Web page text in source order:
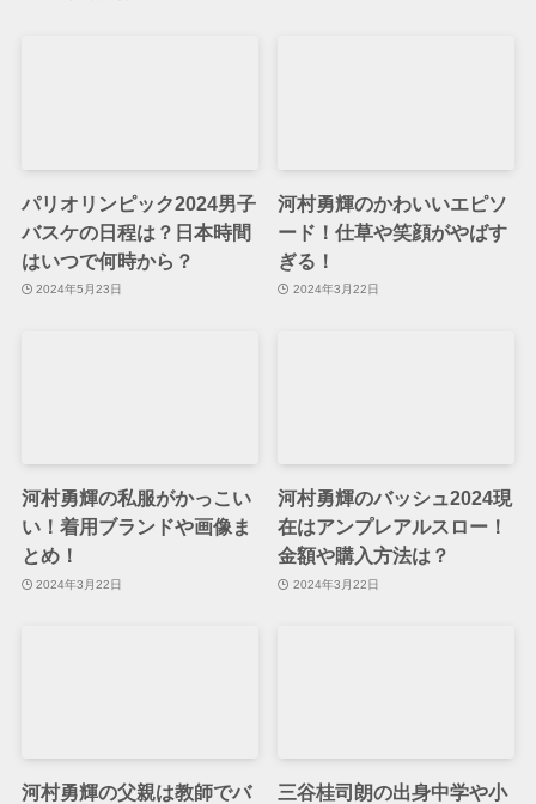
パリオリンピック2024男子
バスケの日程は？日本時間
はいつで何時から？
2024年5月23日
河村勇輝のかわいいエピソ
ード！仕草や笑顔がやばす
ぎる！
2024年3月22日
河村勇輝の私服がかっこい
い！着用ブランドや画像ま
とめ！
2024年3月22日
河村勇輝のバッシュ2024現
在はアンプレアルスロー！
金額や購入方法は？
2024年3月22日
河村勇輝の父親は教師でバ
三谷桂司朗の出身中学や小